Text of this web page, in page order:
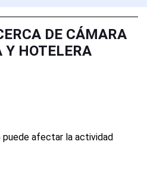
DE CÁMARA
Y HOTELERA